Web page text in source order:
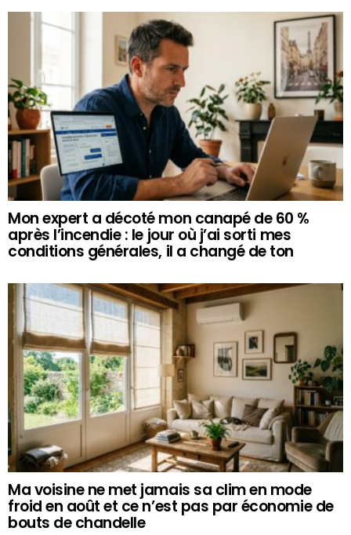
Mon expert a décoté mon canapé de 60 %
après l’incendie : le jour où j’ai sorti mes
conditions générales, il a changé de ton
Ma voisine ne met jamais sa clim en mode
froid en août et ce n’est pas par économie de
bouts de chandelle